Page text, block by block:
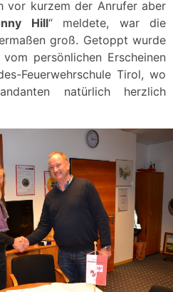
vor kurzem der Anrufer aber
Hill“ meldete, war die
groß. Getoppt wurde
persönlichen Erscheinen
Feuerwehrschule Tirol, wo
natürlich herzlich